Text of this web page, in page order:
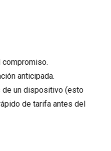
compromiso.
anticipada.
de un dispositivo (esto
de tarifa antes del